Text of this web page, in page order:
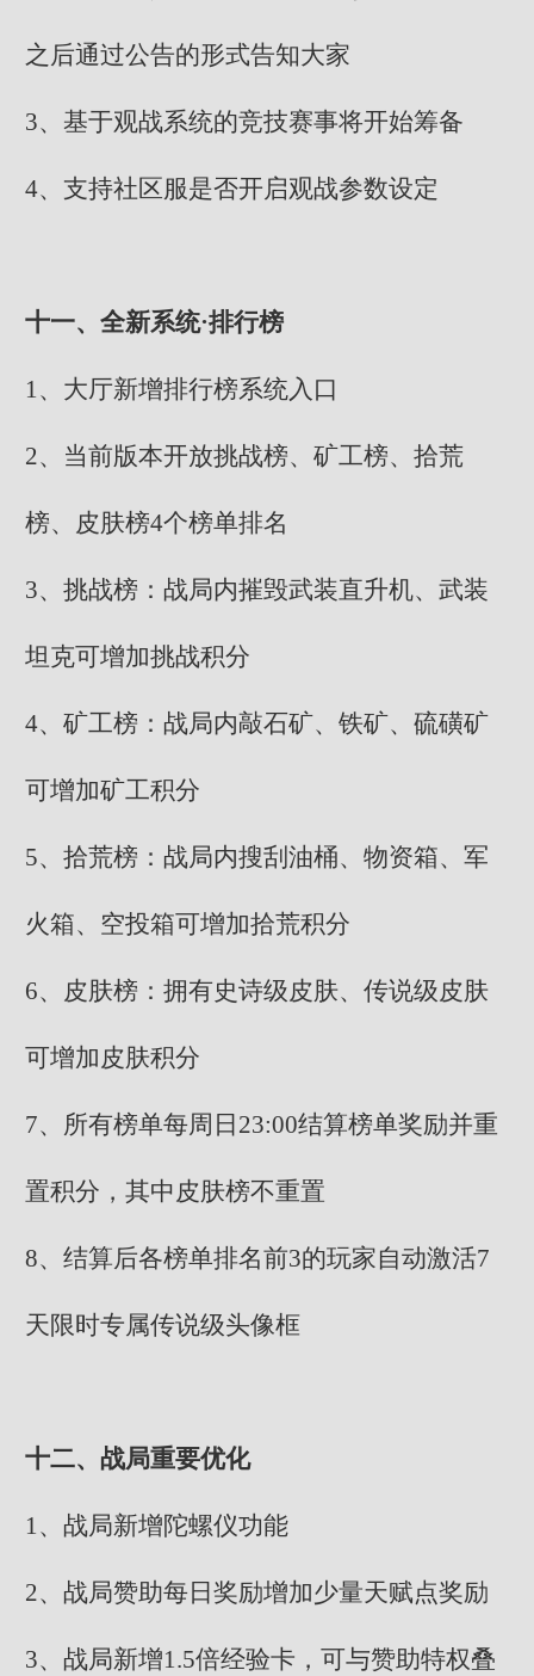
之后通过公告的形式告知大家
3、基于观战系统的竞技赛事将开始筹备
4、支持社区服是否开启观战参数设定
十一、全新系统·排行榜
1、大厅新增排行榜系统入口
2、当前版本开放挑战榜、矿工榜、拾荒
榜、皮肤榜4个榜单排名
3、挑战榜：战局内摧毁武装直升机、武装
坦克可增加挑战积分
4、矿工榜：战局内敲石矿、铁矿、硫磺矿
可增加矿工积分
5、拾荒榜：战局内搜刮油桶、物资箱、军
火箱、空投箱可增加拾荒积分
6、皮肤榜：拥有史诗级皮肤、传说级皮肤
可增加皮肤积分
7、所有榜单每周日23:00结算榜单奖励并重
置积分，其中皮肤榜不重置
8、结算后各榜单排名前3的玩家自动激活7
天限时专属传说级头像框
十二、战局重要优化
1、战局新增陀螺仪功能
2、战局赞助每日奖励增加少量天赋点奖励
3、战局新增1.5倍经验卡，可与赞助特权叠